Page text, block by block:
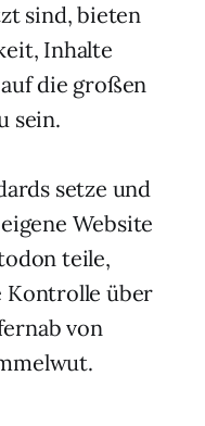
sind, bieten
Inhalte
die großen
sein.
setze und
Website
teile,
Kontrolle über
von